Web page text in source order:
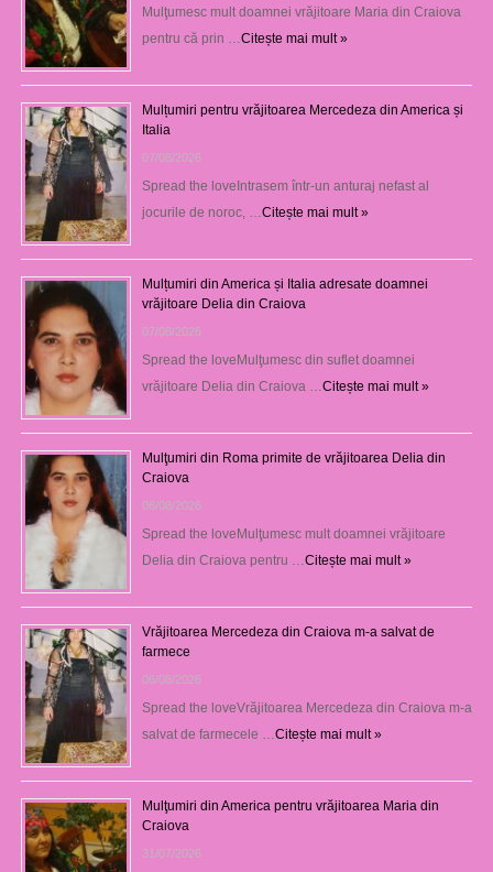
Mulţumesc mult doamnei vrăjitoare Maria din Craiova
pentru că prin …Citește mai mult »
Mulțumiri pentru vrăjitoarea Mercedeza din America și
Italia
07/08/2026
Spread the loveIntrasem într-un anturaj nefast al
jocurile de noroc, …Citește mai mult »
Mulțumiri din America și Italia adresate doamnei
vrăjitoare Delia din Craiova
07/08/2026
Spread the loveMulţumesc din suflet doamnei
vrăjitoare Delia din Craiova …Citește mai mult »
Mulţumiri din Roma primite de vrăjitoarea Delia din
Craiova
06/08/2026
Spread the loveMulţumesc mult doamnei vrăjitoare
Delia din Craiova pentru …Citește mai mult »
Vrăjitoarea Mercedeza din Craiova m-a salvat de
farmece
06/08/2026
Spread the loveVrăjitoarea Mercedeza din Craiova m-a
salvat de farmecele …Citește mai mult »
Mulţumiri din America pentru vrăjitoarea Maria din
Craiova
31/07/2026